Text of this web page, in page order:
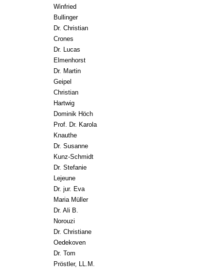
Winfried
Bullinger
Dr. Christian
Crones
Dr. Lucas
Elmenhorst
Dr. Martin
Geipel
Christian
Hartwig
Dominik Höch
Prof. Dr. Karola
Knauthe
Dr. Susanne
Kunz-Schmidt
Dr. Stefanie
Lejeune
Dr. jur. Eva
Maria Müller
Dr. Ali B.
Norouzi
Dr. Christiane
Oedekoven
Dr. Tom
Pröstler, LL.M.